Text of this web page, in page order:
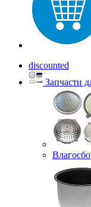
discounted
Запчасти